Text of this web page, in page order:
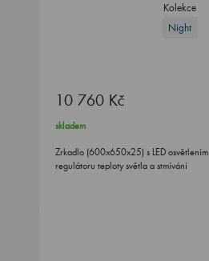
Kolekce
Night
10 760 Kč
skladem
Zrkadlo (600x650x25) s LED
regulátoru teploty světla a stmívání